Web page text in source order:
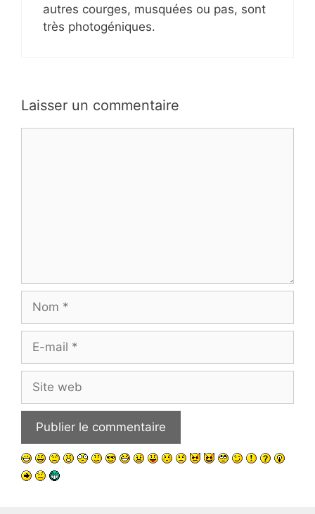
autres courges, musquées ou pas, sont
très photogéniques.
Laisser un commentaire
mail
web